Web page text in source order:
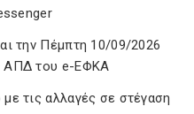
την Πέμπτη 10/09/2026
ΑΠΔ του e-ΕΦΚΑ
τις αλλαγές σε στέγαση